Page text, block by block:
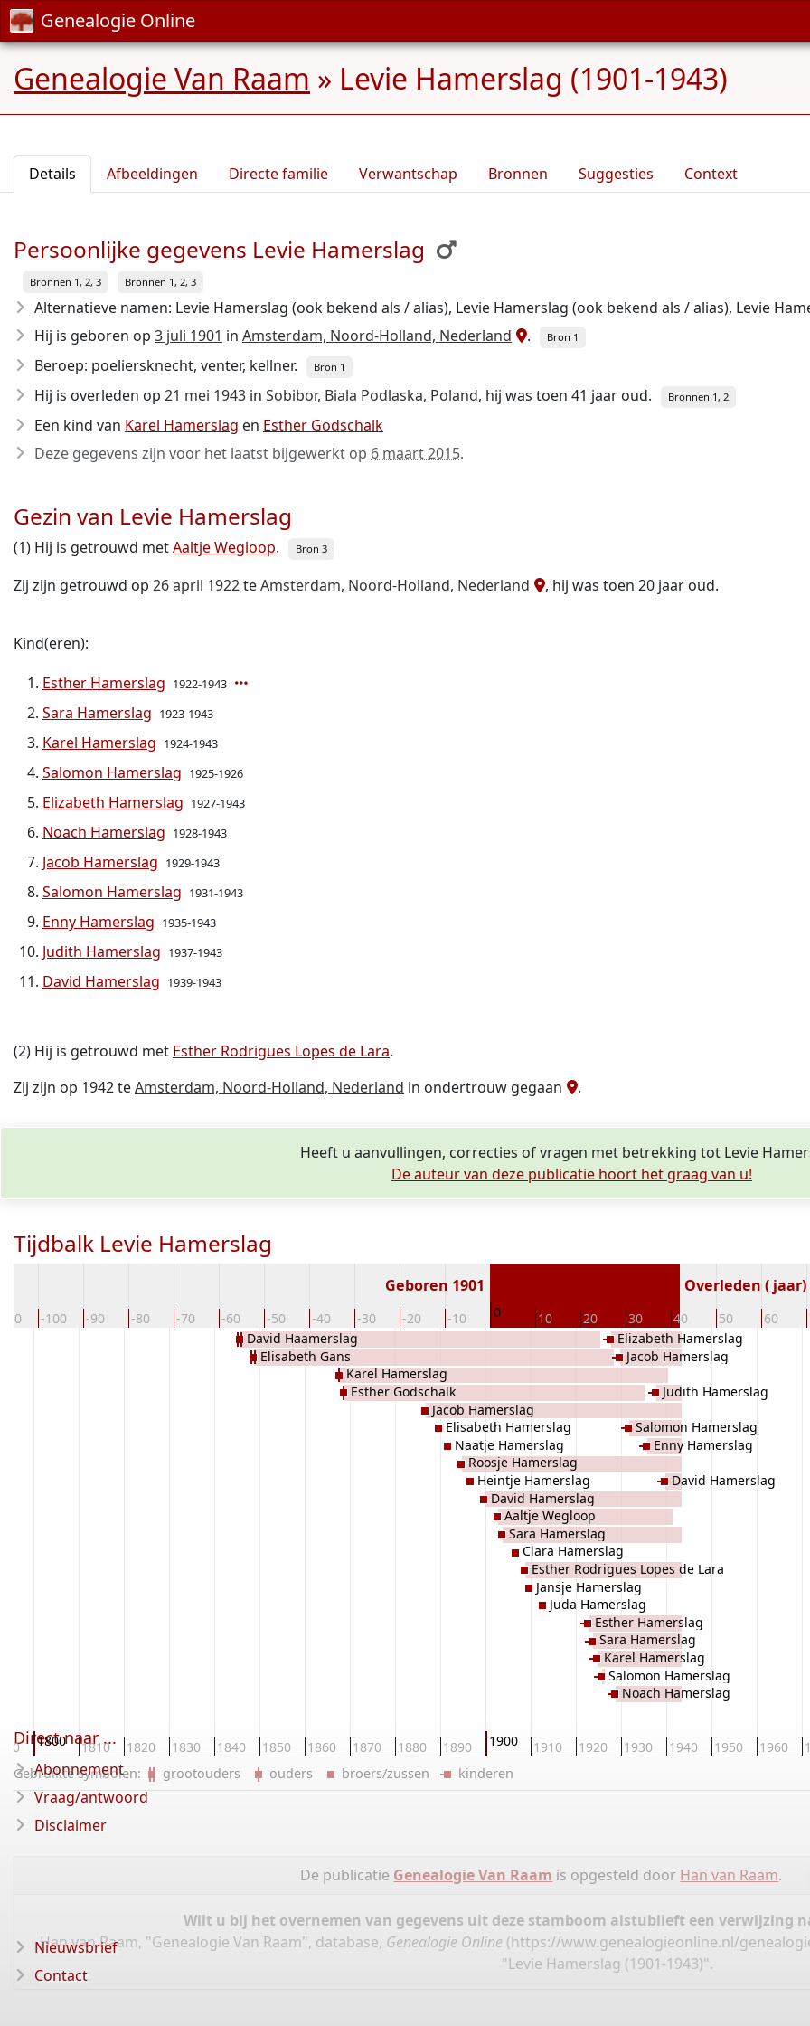
Genealogie Online
Genealogie Van Raam » Levie Hamerslag (1901-1943)
Details Afbeeldingen Directe familie Verwantschap Bronnen Suggesties Context
Persoonlijke gegevens Levie Hamerslag
Bronnen 1, 2, 3 Bronnen 1, 2, 3
Alternatieve namen: Levie Hamerslag (ook bekend als / alias), Levie Hamerslag (ook bekend als / alias), Levie
Hij is geboren op 3 juli 1901 in Amsterdam, Noord-Holland, Nederland . Bron 1
Beroep: poeliersknecht, venter, kellner. Bron 1
Hij is overleden op 21 mei 1943 in Sobibor, Biala Podlaska, Poland, hij was toen 41 jaar oud. Bronnen 1, 2
Een kind van Karel Hamerslag en Esther Godschalk
Deze gegevens zijn voor het laatst bijgewerkt op 6 maart 2015.
Gezin van Levie Hamerslag
(1) Hij is getrouwd metAaltje Wegloop. Bron 3
Zij zijn getrouwd op 26 april 1922teAmsterdam, Noord-Holland, Nederland , hij was toen 20 jaar oud.
Kind(eren):
Esther Hamerslag 1922-1943
Sara Hamerslag 1923-1943
Karel Hamerslag 1924-1943
Salomon Hamerslag 1925-1926
Elizabeth Hamerslag 1927-1943
Noach Hamerslag 1928-1943
Jacob Hamerslag 1929-1943
Salomon Hamerslag 1931-1943
Enny Hamerslag 1935-1943
Judith Hamerslag 1937-1943
David Hamerslag 1939-1943
(2) Hij is getrouwd met Esther Rodrigues Lopes de Lara.
Zij zijn op 1942 teAmsterdam, Noord-Holland, Nederland in ondertrouw gegaan .
Heeft u aanvullingen, correcties of vragen met betrekking tot Levie
De auteur van deze publicatie hoort het graag van u!
Tijdbalk Levie Hamerslag
-100 -90 -80 -70 -60 -50 -40 -30 -20 -10 0 10 20 30 40 50 60
Geboren 1901 Overleden ( jaar)
1800 1810 1820 1830 1840 1850 1860 1870 1880 1890 1900 1910 1920 1930 1940 1950 1960
David Haamerslag
Elisabeth Gans
Karel Hamerslag
Esther Godschalk
Jacob Hamerslag
Elisabeth Hamerslag
Naatje Hamerslag
Roosje Hamerslag
Heintje Hamerslag
David Hamerslag
Aaltje Wegloop
Sara Hamerslag
Clara Hamerslag
Esther Rodrigues Lopes de Lara
Jansje Hamerslag
Juda Hamerslag
Esther Hamerslag
Sara Hamerslag
Karel Hamerslag
Salomon Hamerslag
Elizabeth Hamerslag
Noach Hamerslag
Jacob Hamerslag
Salomon Hamerslag
Enny Hamerslag
Judith Hamerslag
David Hamerslag
Gebruikte symbolen: grootouders ouders broers/zussen kinderen
De publicatie Genealogie Van Raam is opgesteld door Han van Raam.
Wilt u bij het overnemen van gegevens uit deze stamboom alstublieft een verwijzing
Han van Raam, "Genealogie Van Raam", database, Genealogie Online (https://www.genealogieonline.nl/
"Levie Hamerslag (1901-1943)".
Direct naar ...
Abonnement
Vraag/antwoord
Disclaimer
Nieuwsbrief
Contact